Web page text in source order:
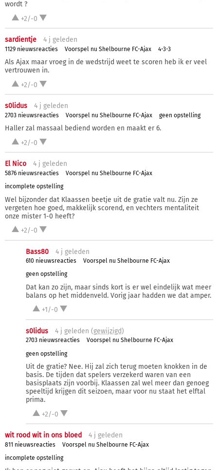
wordt ?
+2/-0
sardientje 4 j geleden
1129 nieuwsreacties Voorspel nu Shelbourne FC-Ajax 4-3-3
Als Ajax maar vroeg in de wedstrijd weet te scoren heb ik er veel
vertrouwen in.
+2/-0
s0lidus 4 j geleden
2703 nieuwsreacties Voorspel nu Shelbourne FC-Ajax geen opstelling
Haller zal massaal bediend worden en maakt er 6.
+2/-0
El Nico 4 j geleden
5876 nieuwsreacties
Voorspel nu Shelbourne FC-Ajax
incomplete opstelling
Wel bijzonder dat Klaassen beetje uit de gratie valt nu. Zijn ze
vergeten hoe goed, makkelijk scorend, en vechters mentaliteit
onze mister 1-0 heeft?
+2/-0
Bass80 4 j geleden
610 nieuwsreacties
Voorspel nu Shelbourne FC-Ajax
geen opstelling
Dat kan zo zijn, maar sinds kort is er wel eindelijk wat meer
balans op het middenveld. Vorig jaar hadden we dat amper.
+1/-0
s0lidus 4 j geleden (gewijzigd)
2703 nieuwsreacties
Voorspel nu Shelbourne FC-Ajax
geen opstelling
Uit de gratie? Nee. Hij zal zich terug moeten knokken in de
basis. De tijden dat spelers verzekerd waren van een
basisplaats zijn voorbij. Klaassen zal wel meer dan genoeg
speeltijd krijgen dit seizoen, maar voor nu staat het elftal
prima.
+2/-0
wit rood wit in ons bloed 4 j geleden
811 nieuwsreacties
Voorspel nu Shelbourne FC-Ajax
incomplete opstelling